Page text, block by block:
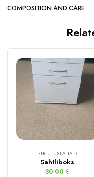
COMPOSITION AND CARE
KIRJUTUSLAUAD
Sahtliboks
30.00 €